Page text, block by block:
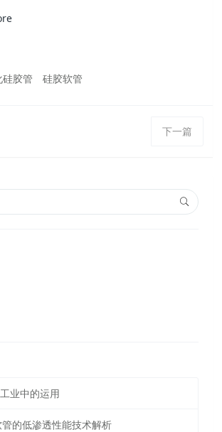
胶管 硅胶软管
下一篇
业中的运用
管的低渗透性能技术解析